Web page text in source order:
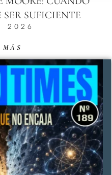
SER SUFICIENTE
2026